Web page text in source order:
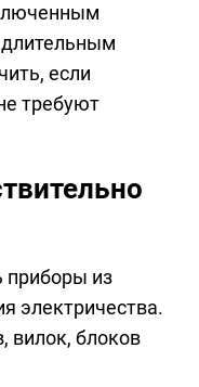
длительным
если
требуют
приборы из
электричества.
вилок, блоков